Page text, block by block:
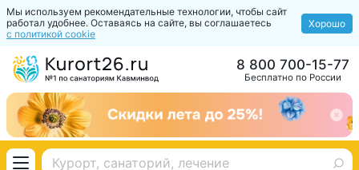
Мы используем рекомендательные технологии, чтобы сайт
работал удобнее. Оставаясь на сайте, вы соглашаетесь
с политикой cookie
Хорошо
Бесплатно по России
8 800 700-15-77